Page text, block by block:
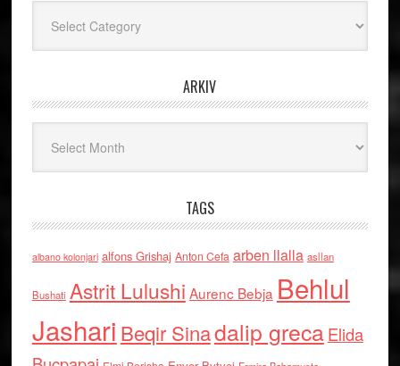
ARKIV
TAGS
albano kolonjari alfons Grishaj Anton Cefa arben llalla asllan
Bushati Astrit Lulushi Aurenc Bebja Behlul
Jashari Beqir Sinadalip grecaElida